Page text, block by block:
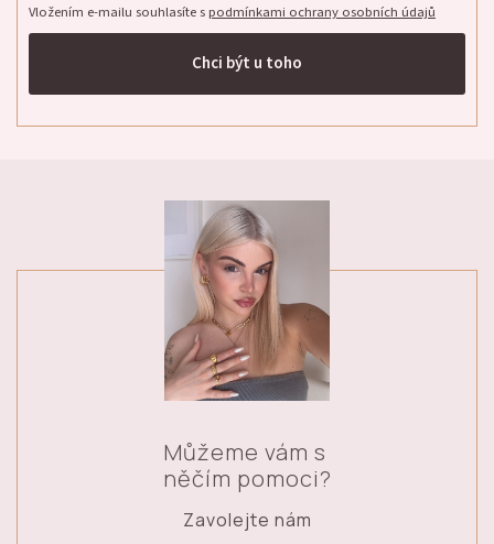
Vložením e-mailu souhlasíte s podmínkami ochrany osobních údajů
Chci být u toho
Můžeme vám s
něčím pomoci?
Zavolejte nám